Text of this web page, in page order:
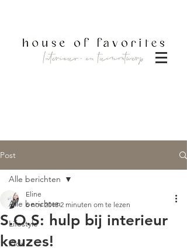
Post
Alle berichten
Lifestyle
Kids
Alle berichten
S.O.S: hulp bij interieur
keuzes!
Eline
6 nov 2018 2 minuten om te lezen